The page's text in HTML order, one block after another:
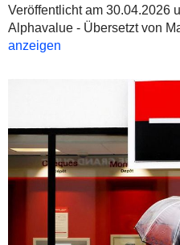
Veröffentlicht am 30.04.2026
Alphavalue - Übersetzt von
anzeigen